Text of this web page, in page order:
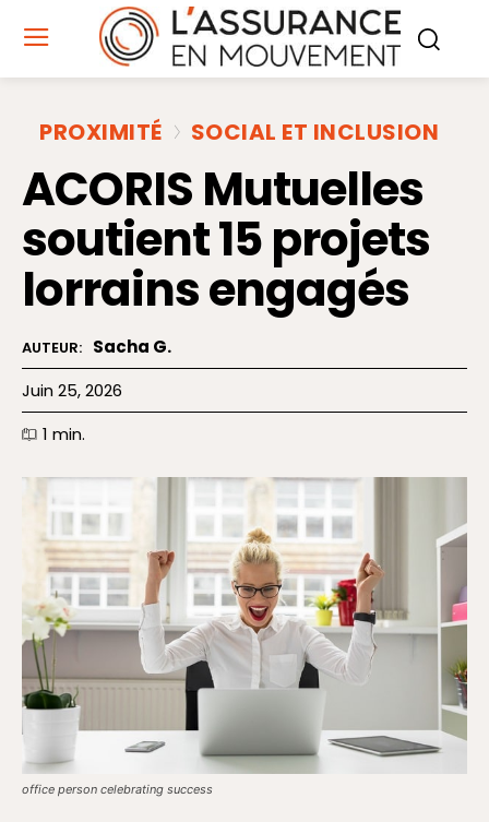
PROXIMITÉ SOCIAL ET INCLUSION
ACORIS Mutuelles
soutient 15 projets
lorrains engagés
AUTEUR: Sacha G.
Juin 25, 2026
1 min.
office person celebrating success